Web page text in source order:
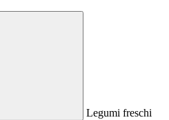
Legumi freschi